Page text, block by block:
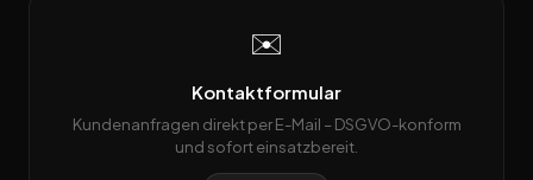
✉️
Kontaktformular
Kundenanfragen direkt per E-Mail – DSGVO-konform
und sofort einsatzbereit.